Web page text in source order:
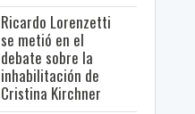
Ricardo Lorenzetti
se metió en el
debate sobre la
inhabilitación de
Cristina Kirchner